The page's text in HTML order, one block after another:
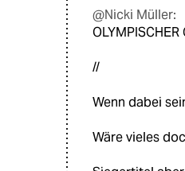
@Nicki Müller:
OLYMPISCHER
//
Wenn dabei
Wäre vieles